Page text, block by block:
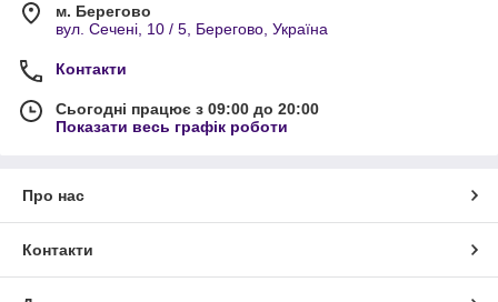
м. Берегово
вул. Сечені, 10 / 5, Берегово, Україна
Контакти
Сьогодні працює з 09:00 до 20:00
Показати весь графік роботи
Про нас
Контакти